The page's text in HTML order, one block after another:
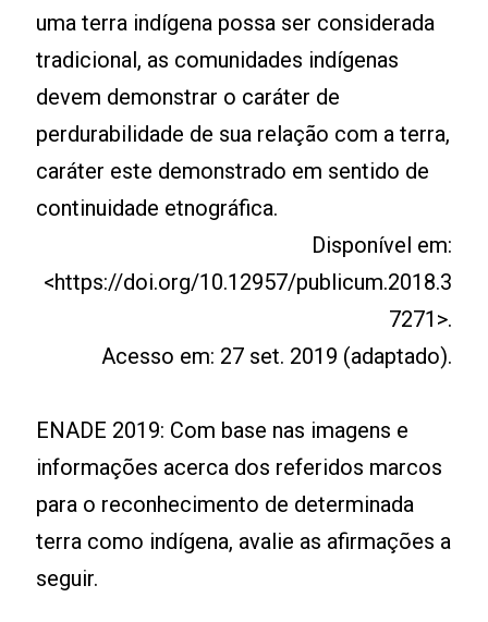
uma terra indígena possa ser considerada
tradicional, as comunidades indígenas
devem demonstrar o caráter de
perdurabilidade de sua relação com a terra,
caráter este demonstrado em sentido de
continuidade etnográfica.
Disponível em:
<https://doi.org/10.12957/publicum.2018.3
7271>.
Acesso em: 27 set. 2019 (adaptado).
ENADE 2019: Com base nas imagens e
informações acerca dos referidos marcos
para o reconhecimento de determinada
terra como indígena, avalie as afirmações a
seguir.